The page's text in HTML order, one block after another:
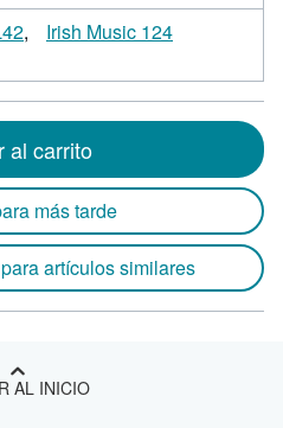
Irish Music 124
al carrito
más tarde
artículos similares
AL INICIO